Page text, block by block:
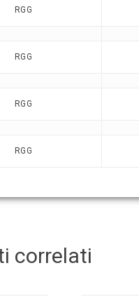
RGG
RGG
RGG
RGG
correlati